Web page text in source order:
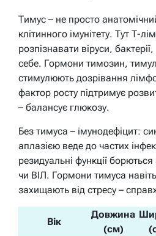
Тимус – не просто
клітинного імунітету. Тут Т-
розпізнавати віруси,
себе. Гормони тимозин,
стимулюють дозрівання
фактор росту підтримує
– балансує глюкозу.
Без тимуса – імунодефіцит:
аплазією веде до частих
резидуальні функції
чи ВІЛ. Гормони тимуса
захищають від стресу –
Вік
Довжина
(см)